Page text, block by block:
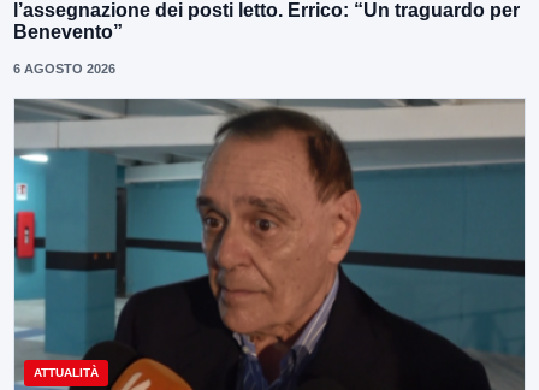
l’assegnazione dei posti letto. Errico: “Un traguardo per
Benevento”
6 AGOSTO 2026
ATTUALITÀ